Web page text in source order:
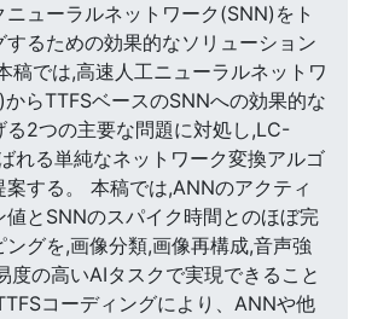
ニューラルネットワーク(SNN)をト
するための効果的なソリューション
稿では,高速人工ニューラルネットワ
らTTFSベースのSNNへの効果的な
る2つの主要な問題に対処し,LC-
れる単純なネットワーク変換アルゴ
案する。 本稿では,ANNのアクティ
値とSNNのスパイク時間とのほぼ完
ングを,画像分類,画像再構成,音声強
度の高いAIタスクで実現できること
コーディングにより、ANNや他